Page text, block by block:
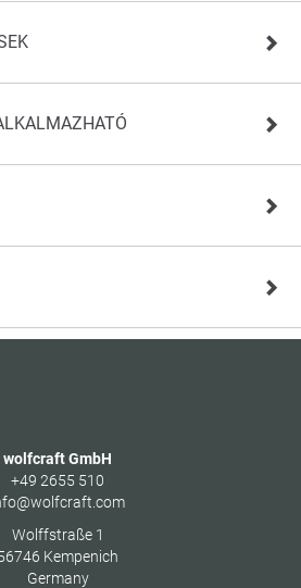
wolfcraft GmbH
+49 2655 510
Wolffstraße 1
Kempenich
Germany